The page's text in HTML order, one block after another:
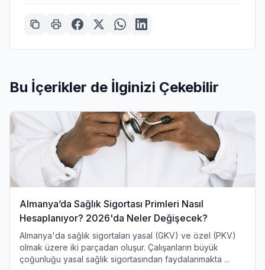
Bu İçerikler de İlginizi Çekebilir
Almanya’da Sağlık Sigortası Primleri Nasıl
Hesaplanıyor? 2026'da Neler Değişecek?
Almanya'da sağlık sigortaları yasal (GKV) ve özel (PKV)
olmak üzere iki parçadan oluşur. Çalışanların büyük
çoğunluğu yasal sağlık sigortasından faydalanmakta ...